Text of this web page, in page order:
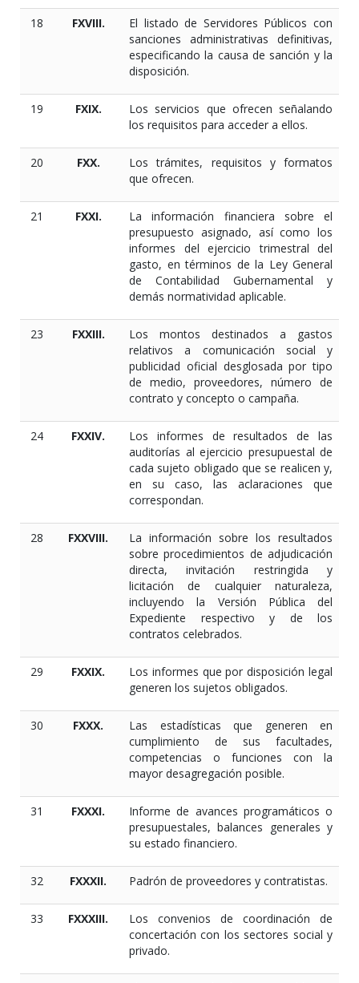
18 FXVIII.
El listado de Servidores Públicos con
sanciones administrativas definitivas,
especificando la causa de sanción y la
disposición.
19 FXIX.
Los servicios que ofrecen señalando
los requisitos para acceder a ellos.
20 FXX.
Los trámites, requisitos y formatos
que ofrecen.
21 FXXI.
La información financiera sobre el
presupuesto asignado, así como los
informes del ejercicio trimestral del
gasto, en términos de la Ley General
de Contabilidad Gubernamental y
demás normatividad aplicable.
23 FXXIII.
Los montos destinados a gastos
relativos a comunicación social y
publicidad oficial desglosada por tipo
de medio, proveedores, número de
contrato y concepto o campaña.
24 FXXIV.
Los informes de resultados de las
auditorías al ejercicio presupuestal de
cada sujeto obligado que se realicen y,
en su caso, las aclaraciones que
correspondan.
28 FXXVIII.
La información sobre los resultados
sobre procedimientos de adjudicación
directa, invitación restringida y
licitación de cualquier naturaleza,
incluyendo la Versión Pública del
Expediente respectivo y de los
contratos celebrados.
29 FXXIX.
Los informes que por disposición legal
generen los sujetos obligados.
30 FXXX.
Las estadísticas que generen en
cumplimiento de sus facultades,
competencias o funciones con la
mayor desagregación posible.
31 FXXXI.
Informe de avances programáticos o
presupuestales, balances generales y
su estado financiero.
32 FXXXII. Padrón de proveedores y contratistas.
33 FXXXIII.
Los convenios de coordinación de
concertación con los sectores social y
privado.